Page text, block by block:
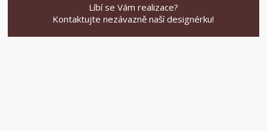
Líbí se Vám realizace?
Kontaktujte nezávazně naší designérku!